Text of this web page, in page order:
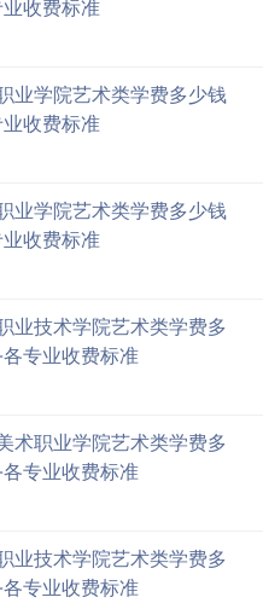
收费标准
业学院艺术类学费多少钱
收费标准
业学院艺术类学费多少钱
收费标准
业技术学院艺术类学费多
专业收费标准
术职业学院艺术类学费多
专业收费标准
业技术学院艺术类学费多
专业收费标准